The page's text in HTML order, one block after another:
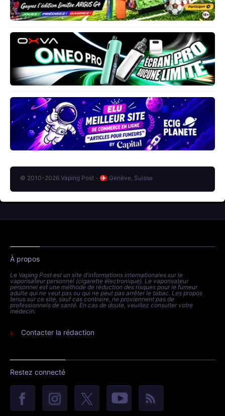
© 2010-2026 Vaping Post - Genève, Suisse
À propos
Le Vaping Post est un site d'informations internationales sur le
vaporisateur personnel (cigarette électronique). Le vaporisateur
personnel est une méthode de réduction des risques pour le fumeur
adulte qui ne veut pas ou qui ne peut pas arrêter le tabac. Les propos
tenus sur ce site, sauf cas contraire, ne proviennent pas de
professionnels de santé. En cas de doute, veuillez consulter votre
médecin.
Contacter la rédaction
Restez connecté